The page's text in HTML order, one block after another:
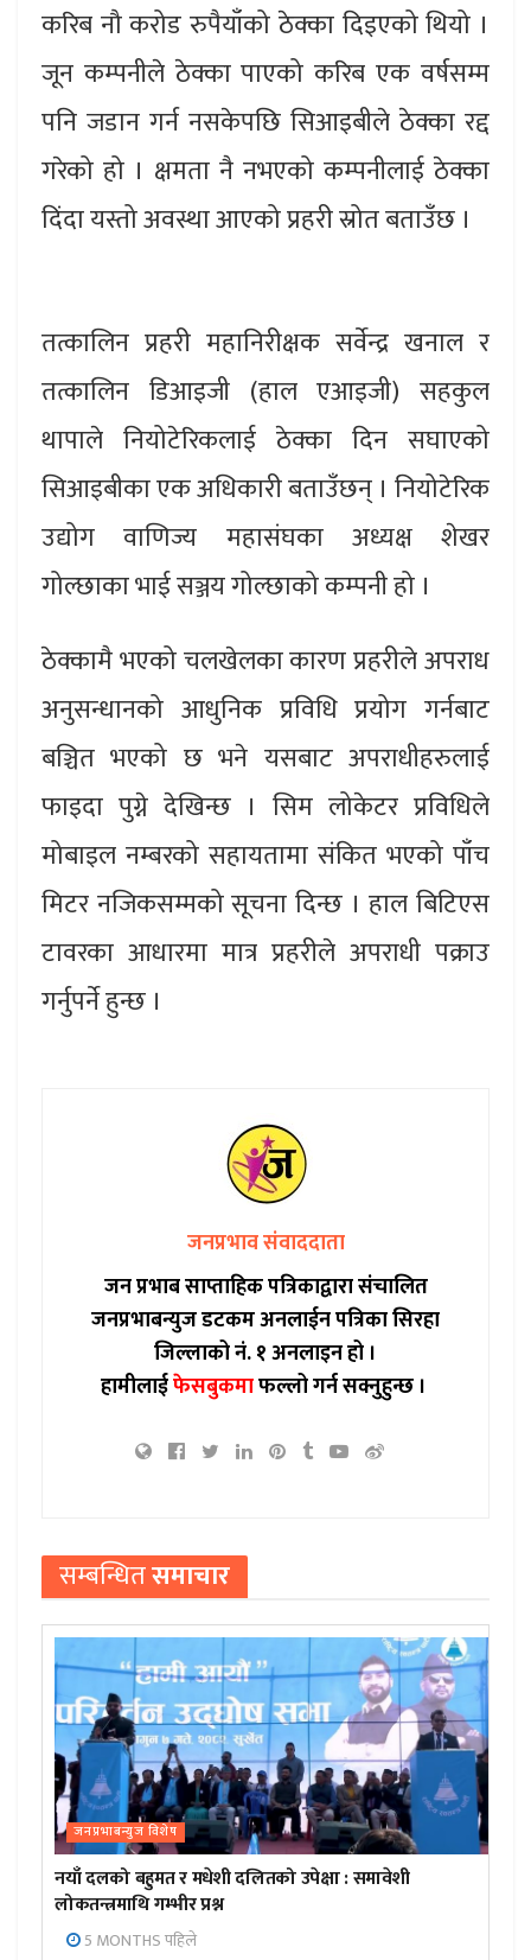
करिब नौ करोड रुपैयाँको ठेक्का दिइएको थियो ।
जून कम्पनीले ठेक्का पाएको करिब एक वर्षसम्म
पनि जडान गर्न नसकेपछि सिआइबीले ठेक्का रद्द
गरेको हो । क्षमता नै नभएको कम्पनीलाई ठेक्का
दिंदा यस्तो अवस्था आएको प्रहरी स्रोत बताउँछ ।
तत्कालिन प्रहरी महानिरीक्षक सर्वेन्द्र खनाल र
तत्कालिन डिआइजी (हाल एआइजी) सहकुल
थापाले नियोटेरिकलाई ठेक्का दिन सघाएको
सिआइबीका एक अधिकारी बताउँछन् । नियोटेरिक
उद्योग वाणिज्य महासंघका अध्यक्ष शेखर
गोल्छाका भाई सञ्जय गोल्छाको कम्पनी हो ।
ठेक्कामै भएको चलखेलका कारण प्रहरीले अपराध
अनुसन्धानको आधुनिक प्रविधि प्रयोग गर्नबाट
बञ्चित भएको छ भने यसबाट अपराधीहरुलाई
फाइदा पुग्ने देखिन्छ । सिम लोकेटर प्रविधिले
मोबाइल नम्बरको सहायतामा संकित भएको पाँच
मिटर नजिकसम्मको सूचना दिन्छ । हाल बिटिएस
टावरका आधारमा मात्र प्रहरीले अपराधी पक्राउ
गर्नुपर्ने हुन्छ ।
जनप्रभाव संवाददाता
जन प्रभाब साप्ताहिक पत्रिकाद्वारा संचालित
जनप्रभाबन्युज डटकम अनलाईन पत्रिका सिरहा
जिल्लाको नं. १ अनलाइन हो ।
हामीलाईफेसबुकमाफल्लो गर्न सक्नुहुन्छ ।
सम्बन्धितसमाचार
जनप्रभाबन्युज विशेष
नयाँ दलको बहुमत र मधेशी दलितको उपेक्षा : समावेशी
लोकतन्त्रमाथि गम्भीर प्रश्न
5 MONTHS पहिले